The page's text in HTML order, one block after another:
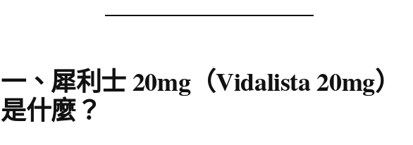
一、犀利士 20mg（Vidalista 20mg）
是什麼？